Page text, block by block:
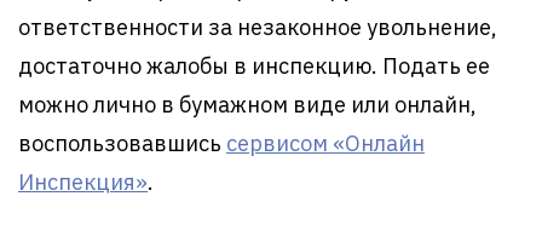
ответственности за незаконное увольнение,
достаточно жалобы в инспекцию. Подать ее
можно лично в бумажном виде или онлайн,
воспользовавшись сервисом «Онлайн
Инспекция».